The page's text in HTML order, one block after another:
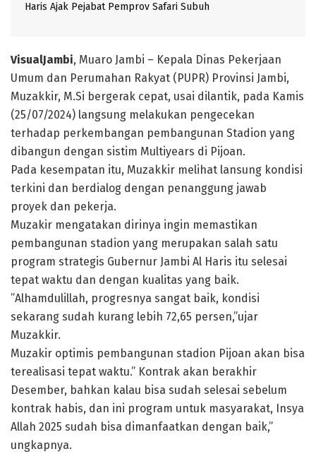
Haris Ajak Pejabat Pemprov Safari Subuh
VisualJambi, Muaro Jambi – Kepala Dinas Pekerjaan
Umum dan Perumahan Rakyat (PUPR) Provinsi Jambi,
Muzakkir, M.Si bergerak cepat, usai dilantik, pada Kamis
(25/07/2024) langsung melakukan pengecekan
terhadap perkembangan pembangunan Stadion yang
dibangun dengan sistim Multiyears di Pijoan.
Pada kesempatan itu, Muzakkir melihat lansung kondisi
terkini dan berdialog dengan penanggung jawab
proyek dan pekerja.
Muzakir mengatakan dirinya ingin memastikan
pembangunan stadion yang merupakan salah satu
program strategis Gubernur Jambi Al Haris itu selesai
tepat waktu dan dengan kualitas yang baik.
”Alhamdulillah, progresnya sangat baik, kondisi
sekarang sudah kurang lebih 72,65 persen,”ujar
Muzakkir.
Muzakir optimis pembangunan stadion Pijoan akan bisa
terealisasi tepat waktu.” Kontrak akan berakhir
Desember, bahkan kalau bisa sudah selesai sebelum
kontrak habis, dan ini program untuk masyarakat, Insya
Allah 2025 sudah bisa dimanfaatkan dengan baik,”
ungkapnya.